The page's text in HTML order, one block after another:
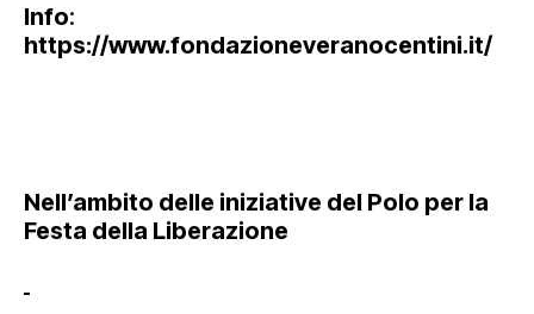
Info:
https://www.fondazioneveranocentini.it/
Nell’ambito delle iniziative del Polo per la
Festa della Liberazione